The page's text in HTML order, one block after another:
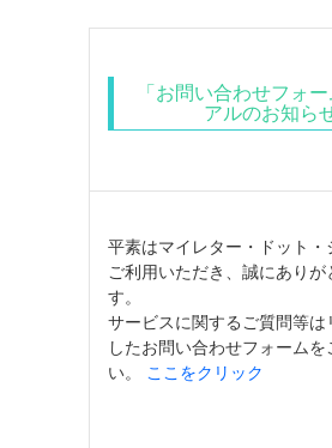
「お問い合わせフォ
アルのお知ら
平素はマイレター・ドット・
ご利用いただき、誠にありが
す。
サービスに関するご質問等は
したお問い合わせフォームを
い。
ここをクリック